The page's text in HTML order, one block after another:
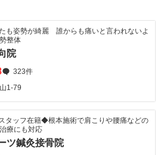
も姿勢が綺麗 誰からも痛いと言われないよ
整体
院
323件
1-79
タッフ在籍◆根本施術で肩こりや腰痛などの
療にも対応
ツ鍼灸接骨院